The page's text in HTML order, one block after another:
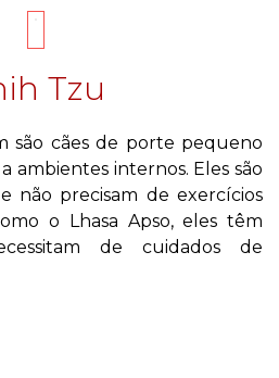
Tzu
são cães de porte pequeno
ambientes internos. Eles são
não precisam de exercícios
o Lhasa Apso, eles têm
de cuidados de